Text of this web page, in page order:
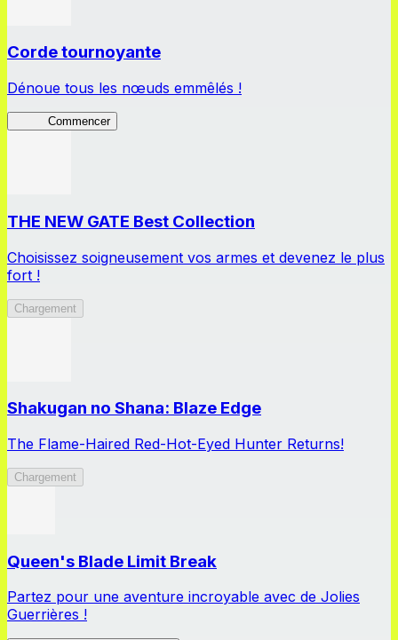
Corde tournoyante
Dénoue tous les nœuds emmêlés !
Commencer
THE NEW GATE Best Collection
Choisissez soigneusement vos armes et devenez le plus
fort !
Chargement
Shakugan no Shana: Blaze Edge
The Flame-Haired Red-Hot-Eyed Hunter Returns!
Chargement
Queen's Blade Limit Break
Partez pour une aventure incroyable avec de Jolies
Guerrières !